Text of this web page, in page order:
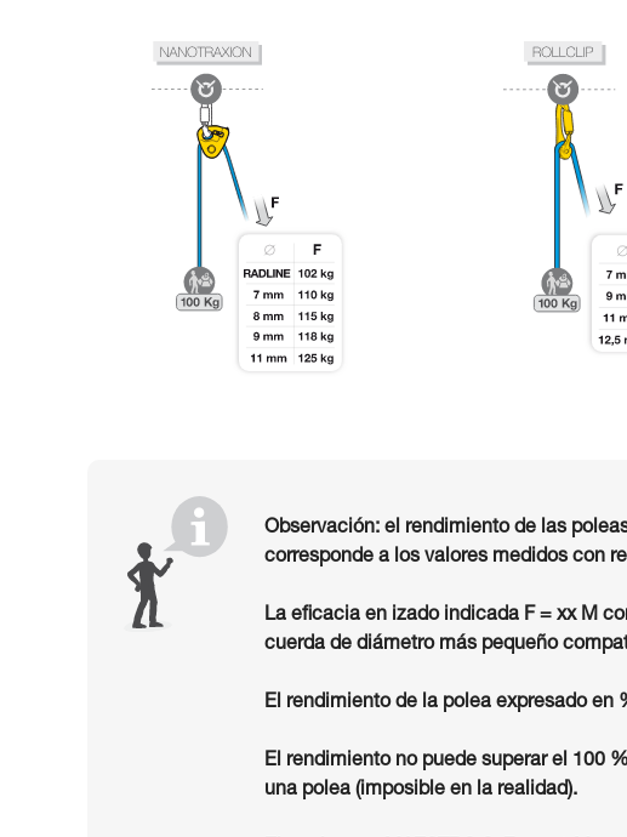
Observación: el rendimiento de las
corresponde a los valores medidos con
La eficacia en izado indicada F = xx M
cuerda de diámetro más pequeño
El rendimiento de la polea expresado en
El rendimiento no puede superar el 100
una polea (imposible en la realidad).